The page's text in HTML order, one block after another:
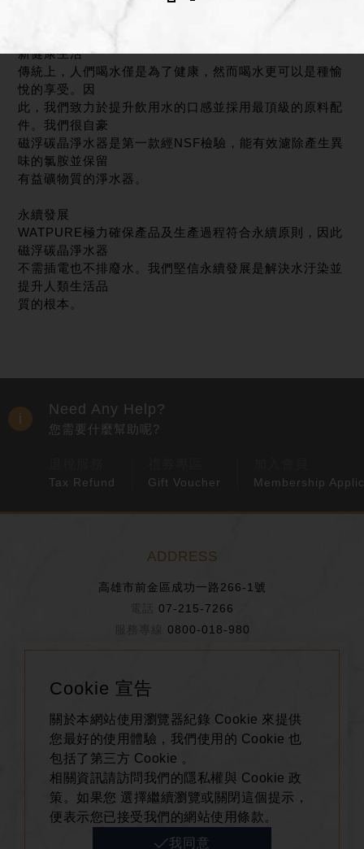
Cookie 宣告
關於本網站使用瀏覽器紀錄 Cookie 來提供
您最好的使用體驗，我們使用的 Cookie 也
包括了第三方 Cookie 。
相關資訊請訪問我們的隱私權與 Cookie 政
策。如果您 選擇繼續瀏覽或關閉這個提示，
便表示您已接受我們的網站使用條款。
我同意
新健康生活
傳統上，人們喝水僅是為了健康，然而喝水更可以是種愉
悅的享受。因
此，我們致力於提升飲用水的口感並採用最頂級的原料配
件。我們很自豪
磁浮碳晶淨水器是第一款經NSF檢驗，能有效濾除產生異
味的氯胺並保留
有益礦物質的淨水器。
永續發展
WATPURE極力確保產品及生產過程符合永續原則，因此
磁浮碳晶淨水器
不需插電也不排廢水。我們堅信永續發展是解決水汙染並
提升人類生活品
質的根本。
Need Any Help?
您需要什麼幫助呢?
Tax Refund Gift Voucher Membership
ADDRESS
高雄市前金區成功一路266-1號
07-215-7266
0800-018-980
週五、週六、假日前一天 11:00~22:00
FOLLOW US